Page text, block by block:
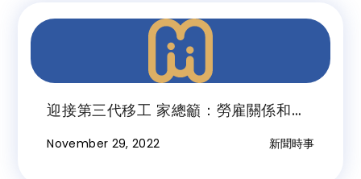
迎接第三代移工 家總籲：勞雇關係和
November 29, 2022 新聞時事